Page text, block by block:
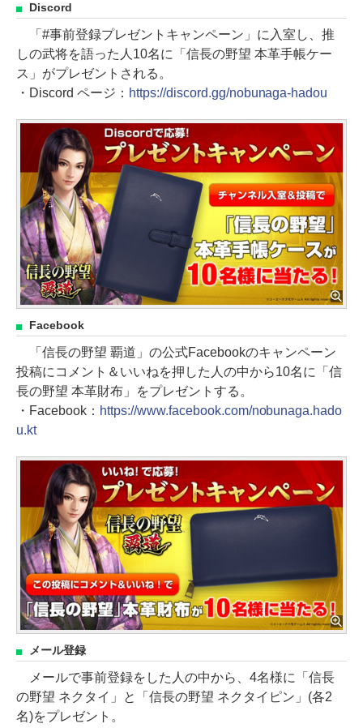
Discord
「#事前登録プレゼントキャンペーン」に入室し、推
しの武将を語った人10名に「信長の野望 本革手帳ケー
ス」がプレゼントされる。
・Discord ページ： https://discord.gg/nobunaga-hadou
Facebook
「信長の野望 覇道」の公式Facebookのキャンペーン
投稿にコメント＆いいねを押した人の中から10名に「信
長の野望 本革財布」をプレゼントする。
・Facebook： https://www.facebook.com/nobunaga.hado
u.kt
メール登録
メールで事前登録をした人の中から、4名様に「信長
の野望 ネクタイ」と「信長の野望 ネクタイピン」(各2
名)をプレゼント。